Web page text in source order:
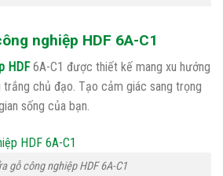
nghiệp HDF 6A-C1
HDF6A-C1 được thiết kế mang xu hướng
trắng chủ đạo. Tạo cảm giác sang trọng
sống của bạn.
gỗ công nghiệp HDF 6A-C1